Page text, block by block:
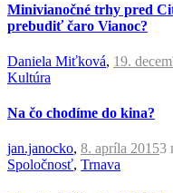
Minivianočné trhy pred
prebudiť čaro Vianoc?
Daniela Miťková, 19.
Kultúra
Na čo chodíme do kina?
jan.janocko, 8. apríla 20153
Spoločnosť, Trnava